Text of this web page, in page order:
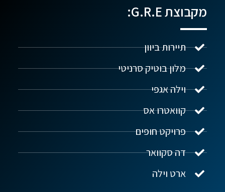
מקבוצת G.R.E:
תיירות ביוון
מלון בוטיק סרניטי
וילה אגפי
קוואטרו אס
פרויקט חופים
דה סקוואר
ארט וילה
נדל"ן ביוון G.R.E
שלום! איך אפשר לעזור?